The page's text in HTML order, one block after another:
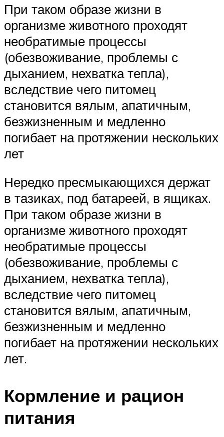
При таком образе жизни в
организме животного проходят
необратимые процессы
(обезвоживание, проблемы с
дыханием, нехватка тепла),
вследствие чего питомец
становится вялым, апатичным,
безжизненным и медленно
погибает на протяжении нескольких
лет
Нередко пресмыкающихся держат
в тазиках, под батареей, в ящиках.
При таком образе жизни в
организме животного проходят
необратимые процессы
(обезвоживание, проблемы с
дыханием, нехватка тепла),
вследствие чего питомец
становится вялым, апатичным,
безжизненным и медленно
погибает на протяжении нескольких
лет.
Кормление и рацион
питания